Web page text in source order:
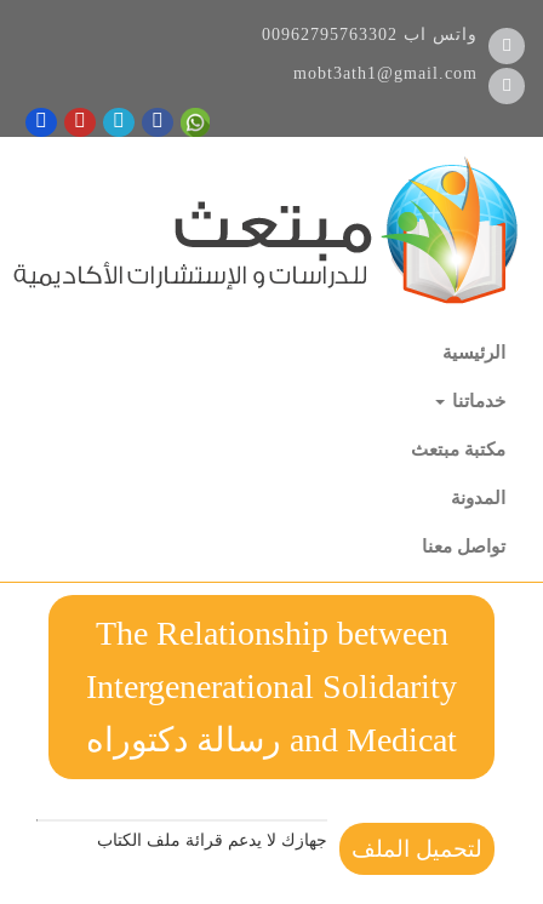
00962795763302 واتس اب
mobt3ath1@gmail.com
الرئيسية
خدماتنا
مكتبة مبتعث
المدونة
تواصل معنا
The Relationship between
Intergenerational Solidarity
and Medicat رسالة دكتوراه
لتحميل الملف جهازك لا يدعم قرائة ملف الكتاب